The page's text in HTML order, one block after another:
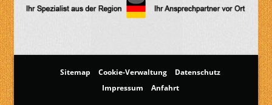
Sitemap Cookie-Verwaltung
Datenschutz
Impressum
Anfahrt